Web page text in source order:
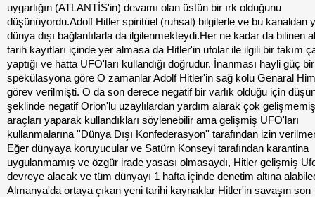
uygarlığın (ATLANTİS'in) devamı olan üstün bir ırk olduğunu
düşünüyordu.Adolf Hitler spiritüel (ruhsal) bilgilerle ve bu kanaldan
dünya dışı bağlantılarla da ilgilenmekteydi.Her ne kadar da bilinen
tarih kayıtları içinde yer almasa da Hitler'in ufolar ile ilgili bir takım
yaptığı ve hatta UFO'ları kullandığı doğrudur. İnanması hayli güç bir
spekülasyona göre O zamanlar Adolf Hitler'in sağ kolu Genaral
görev verilmişti. O da son derece negatif bir varlık olduğu için
şeklinde negatif Orion'lu uzaylılardan yardım alarak çok
araçları yaparak kullandıkları söylenebilir ama gelişmiş UFO'ları
kullanmalarına ''Dünya Dışı Konfederasyon'' tarafından izin
Eğer dünyaya koruyucular ve Satürn Konseyi tarafından karantina
uygulanmamış ve özgür irade yasası olmasaydı, Hitler gelişmiş
devreye alacak ve tüm dünyayı 1 hafta içinde denetim altına
Almanya'da ortaya çıkan yeni tarihi kaynaklar Hitler'in savaşın son